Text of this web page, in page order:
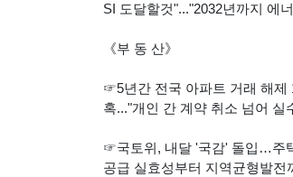
SI 도달할것"..."2032년까지 에
《부 동 산》
☞5년간 전국 아파트 거래 해제
혹..."개인 간 계약 취소 넘어 실
☞국토위, 내달 '국감' 돌입…주
공급 실효성부터 지역균형발